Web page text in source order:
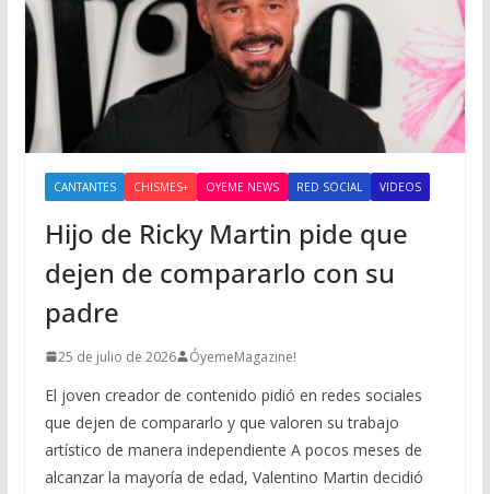
CANTANTES CHISMES+ OYEME NEWS RED SOCIAL VIDEOS
Hijo de Ricky Martin pide que
dejen de compararlo con su
padre
25 de julio de 2026 ÓyemeMagazine!
El joven creador de contenido pidió en redes sociales
que dejen de compararlo y que valoren su trabajo
artístico de manera independiente A pocos meses de
alcanzar la mayoría de edad, Valentino Martin decidió